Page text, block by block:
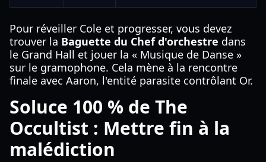
Pour réveiller Cole et progresser, vous devez
trouver la Baguette du Chef d'orchestre dans
le Grand Hall et jouer la « Musique de Danse »
sur le gramophone. Cela mène à la rencontre
finale avec Aaron, l'entité parasite contrôlant Or.
Soluce 100 % de The
Occultist : Mettre fin à la
malédiction